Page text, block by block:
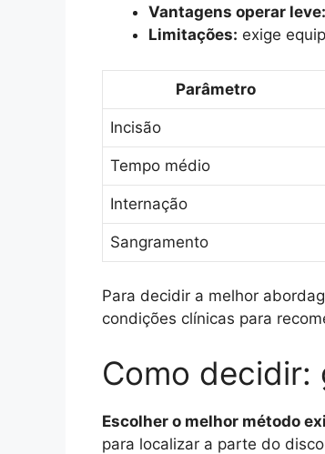
Vantagens operar leve:
Limitações: exige
Parâmetro
Incisão
Tempo médio
Internação
Sangramento
Para decidir a melhor
condições clínicas para
Como decidir:
Escolher o melhor método
para localizar a parte do